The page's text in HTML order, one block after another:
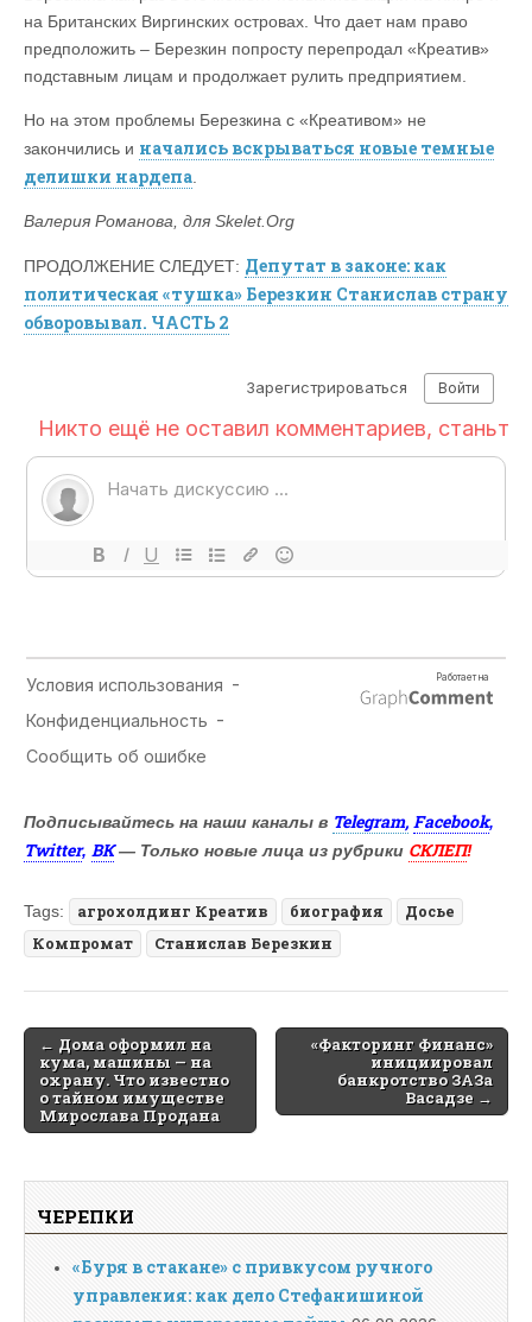
на Британских Виргинских островах. Что дает нам право
предположить – Березкин попросту перепродал «Креатив»
подставным лицам и продолжает рулить предприятием.
Но на этом проблемы Березкина с «Креативом» не
закончились и начались вскрываться новые темные
делишки нардепа
Валерия Романова, для Skelet.Org
ПРОДОЛЖЕНИЕ СЛЕДУЕТ: Депутат в законе: как
политическая «тушка» Березкин Станислав страну
обворовывал. ЧАСТЬ 2
Подписывайтесь на наши каналы в Telegram, Facebook,
Twitter, ВК — Только новые лица из рубрики СКЛЕП!
Tags: агрохолдинг Креатив биография
Досье
Компромат
Станислав Березкин
Post
navigation
← Дома оформил на
кума, машины — на
охрану. Что известно
о тайном имуществе
Мирослава Продана
«Факторинг Финанс»
инициировал
банкротство ЗАЗа
Васадзе →
ЧЕРЕПКИ
«Буря в стакане» с привкусом ручного
управления: как дело Стефанишиной